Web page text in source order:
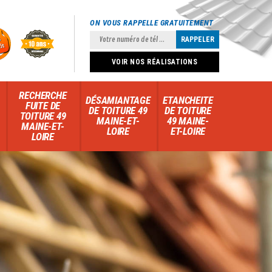
ON VOUS RAPPELLE GRATUITEMENT
VOIR NOS RÉALISATIONS
RECHERCHE
FUITE DE
TOITURE 49
MAINE-ET-
LOIRE
DÉSAMIANTAGE
DE TOITURE 49
MAINE-ET-
LOIRE
ETANCHEITE
DE TOITURE
49 MAINE-
ET-LOIRE